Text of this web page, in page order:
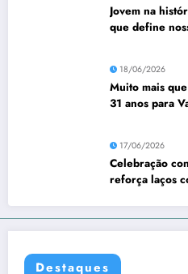
Jovem na
que define
18/06/2026
Muito mais
31 anos para
17/06/2026
Celebração
reforça laços
Destaques